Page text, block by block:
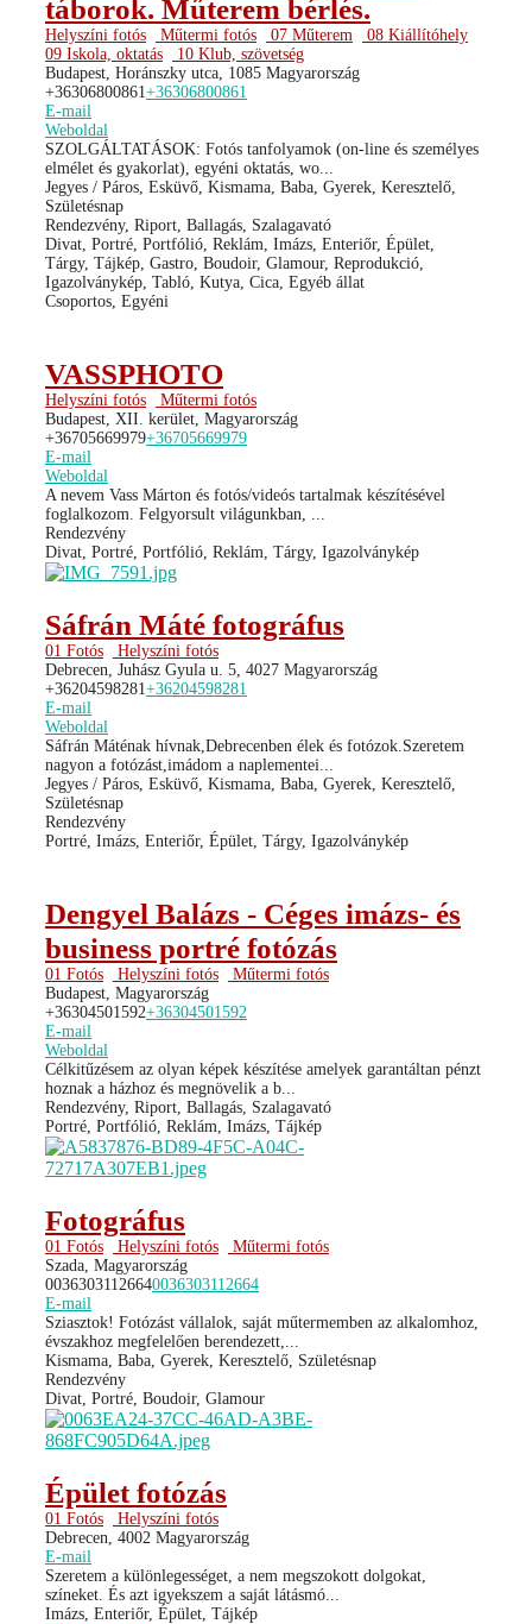
táborok. Műterem bérlés.
Helyszíni fotós Műtermi fotós 07 Műterem
08 Kiállítóhely
09 Iskola, oktatás
10 Klub, szövetség
Budapest, Horánszky utca, 1085 Magyarország
+36306800861 +36306800861
E-mail
Weboldal
SZOLGÁLTATÁSOK: Fotós tanfolyamok (on-line és személyes
elmélet és gyakorlat), egyéni oktatás, wo...
Jegyes / Páros, Esküvő, Kismama, Baba, Gyerek, Keresztelő,
Születésnap
Rendezvény, Riport, Ballagás, Szalagavató
Divat, Portré, Portfólió, Reklám, Imázs, Enteriőr, Épület,
Tárgy, Tájkép, Gastro, Boudoir, Glamour, Reprodukció,
Igazolványkép, Tabló, Kutya, Cica, Egyéb állat
Csoportos, Egyéni
VASSPHOTO
Helyszíni fotós
Műtermi fotós
Budapest, XII. kerület, Magyarország
+36705669979+36705669979
E-mail
Weboldal
A nevem Vass Márton és fotós/videós tartalmak készítésével
foglalkozom. Felgyorsult világunkban, ...
Rendezvény
Divat, Portré, Portfólió, Reklám, Tárgy, Igazolványkép
Sáfrán Máté fotográfus
01 Fotós
Helyszíni fotós
Debrecen, Juhász Gyula u. 5, 4027 Magyarország
+36204598281 +36204598281
E-mail
Weboldal
Sáfrán Máténak hívnak,Debrecenben élek és fotózok.Szeretem
nagyon a fotózást,imádom a naplementei...
Jegyes / Páros, Esküvő, Kismama, Baba, Gyerek, Keresztelő,
Születésnap
Rendezvény
Portré, Imázs, Enteriőr, Épület, Tárgy, Igazolványkép
Dengyel Balázs - Céges imázs- és
business portré fotózás
01 Fotós Helyszíni fotós
Műtermi fotós
Budapest, Magyarország
+36304501592+36304501592
E-mail
Weboldal
Célkitűzésem az olyan képek készítése amelyek garantáltan pénzt
hoznak a házhoz és megnövelik a b...
Rendezvény, Riport, Ballagás, Szalagavató
Portré, Portfólió, Reklám, Imázs, Tájkép
Fotográfus
01 Fotós Helyszíni fotós
Műtermi fotós
Szada, Magyarország
00363031126640036303112664
E-mail
Sziasztok! Fotózást vállalok, saját műtermemben az alkalomhoz,
évszakhoz megfelelően berendezett,...
Kismama, Baba, Gyerek, Keresztelő, Születésnap
Rendezvény
Divat, Portré, Boudoir, Glamour
Épület fotózás
01 Fotós
Helyszíni fotós
Debrecen, 4002 Magyarország
E-mail
Szeretem a különlegességet, a nem megszokott dolgokat,
színeket. És azt igyekszem a saját látásmó...
Imázs, Enteriőr, Épület, Tájkép